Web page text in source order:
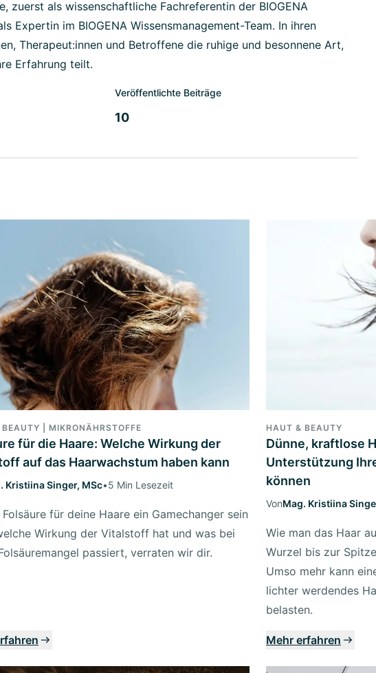
zuerst als wissenschaftliche Fachreferentin der BIOGENA
Expertin im BIOGENA Wissensmanagement-Team. In ihren
Therapeut:innen und Betroffene die ruhige und besonnene Art,
Erfahrung teilt.
Veröffentlichte Beiträge
10
| MIKRONÄHRSTOFFE
für die Haare: Welche Wirkung der
auf das Haarwachstum haben kann
Kristiina Singer, MSc•5 Min Lesezeit
Folsäure für deine Haare ein Gamechanger sein
Wirkung der Vitalstoff hat und was bei
passiert, verraten wir dir.
HAUT & BEAUTY
Dünne, kraftlose
Unterstützung
können
VonMag. Kristiina
Wie man das Haar
Wurzel bis zur
Umso mehr kann
lichter werdendes
belasten.
Mehr erfahren